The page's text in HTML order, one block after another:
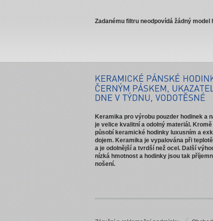
Zadanému filtru neodpovídá žádný model
Keramika pro výrobu pouzder hodinek a
je velice kvalitní a odolný materiál. Kromě
působí keramické hodinky luxusním a
dojem. Keramika je vypalována při teplotě
a je odolnější a tvrdší než ocel. Další
nízká hmotnost a hodinky jsou tak
nošení.